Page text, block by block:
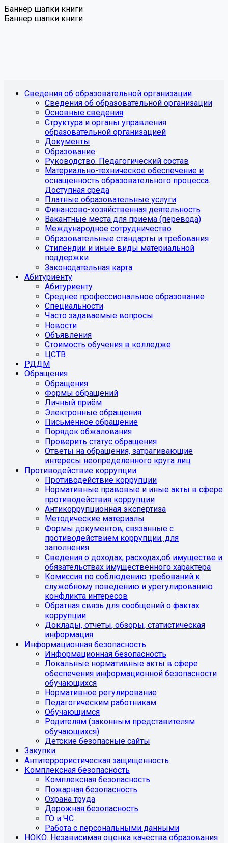
Баннер шапки книги
Баннер шапки книги
Сведения об образовательной организации
Сведения об образовательной организации
Основные сведения
Структура и органы управления
образовательной организацией
Документы
Образование
Руководство. Педагогический состав
Материально-техническое обеспечение и
оснащенность образовательного процесса.
Доступная среда
Платные образовательные услуги
Финансово-хозяйственная деятельность
Вакантные места для приема (перевода)
Международное сотрудничество
Образовательные стандарты и требования
Стипендии и иные виды материальной
поддержки
Законодательная карта
Абитуриенту
Абитуриенту
Среднее профессиональное образование
Специальности
Часто задаваемые вопросы
Новости
Объявления
Стоимость обучения в колледже
ЦСТВ
РДДМ
Обращения
Обращения
Формы обращений
Личный приём
Электронные обращения
Письменное обращение
Порядок обжалования
Проверить статус обращения
Ответы на обращения, затрагивающие
интересы неопределенного круга лиц
Противодействие коррупции
Противодействие коррупции
Нормативные правовые и иные акты в сфере
противодействия коррупции
Антикоррупционная экспертиза
Методические материалы
Формы документов, связанные с
противодействием коррупции, для
заполнения
Сведения о доходах, расходах,об имуществе и
обязательствах имущественного характера
Комиссия по соблюдению требований к
служебному поведению и урегулированию
конфликта интересов
Обратная связь для сообщений о фактах
коррупции
Доклады, отчеты, обзоры, статистическая
информация
Информационная безопасность
Информационная безопасность
Локальные нормативные акты в сфере
обеспечения информационной безопасности
обучающихся
Нормативное регулирование
Педагогическим работникам
Обучающимся
Родителям (законным представителям
обучающихся)
Детские безопасные сайты
Закупки
Антитеррористическая защищенность
Комплексная безопасность
Комплексная безопасность
Пожарная безопасность
Охрана труда
Дорожная безопасность
ГО и ЧС
Работа с персональными данными
НОКО. Независимая оценка качества образования